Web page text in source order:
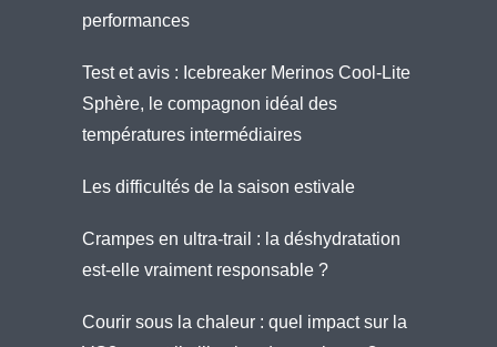
performances
Test et avis : Icebreaker Merinos Cool-Lite
Sphère, le compagnon idéal des
températures intermédiaires
Les difficultés de la saison estivale
Crampes en ultra-trail : la déshydratation
est-elle vraiment responsable ?
Courir sous la chaleur : quel impact sur la